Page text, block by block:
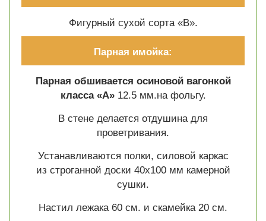
Фигурный сухой сорта «В».
Парная имойка:
Парная обшивается осиновой вагонкой
класса «А»12.5 мм.на фольгу.
В стене делается отдушина для
проветривания.
Устанавливаются полки, силовой каркас
из строганной доски 40х100 мм камерной
сушки.
Настил лежака 60 см. и скамейка 20 см.